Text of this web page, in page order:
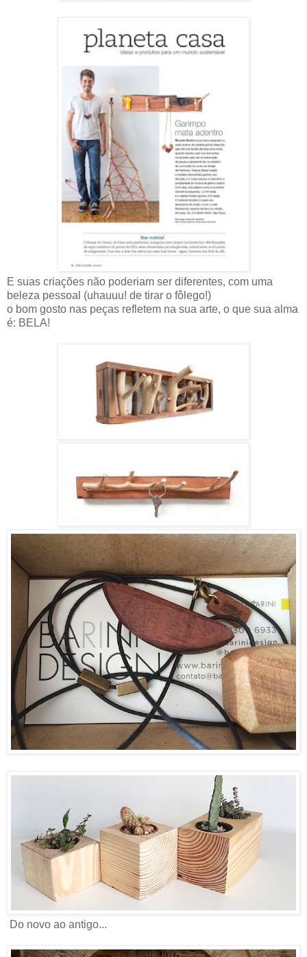
E suas criações não poderiam ser diferentes, com uma
beleza pessoal (uhauuu! de tirar o fôlego!)
o bom gosto nas peças refletem na sua arte, o que sua alma
é: BELA!
Do novo ao antigo...